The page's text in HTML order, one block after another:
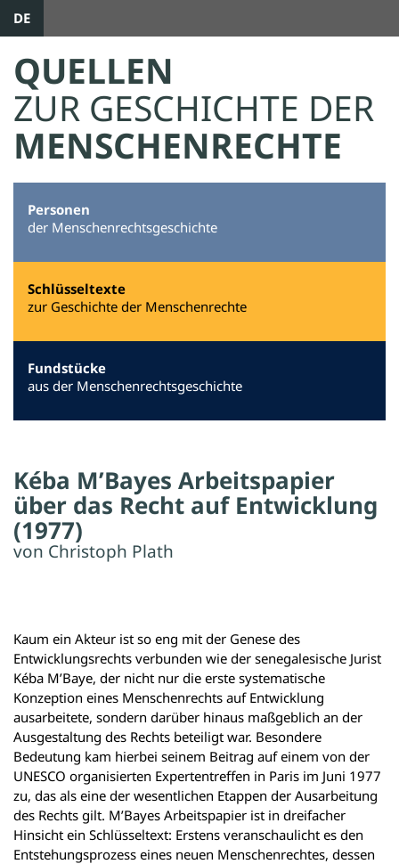
DE
QUELLEN
ZUR GESCHICHTE DER
MENSCHENRECHTE
Personen
der Menschenrechtsgeschichte
Schlüsseltexte
zur Geschichte der Menschenrechte
Fundstücke
aus der Menschenrechtsgeschichte
Kéba M’Bayes Arbeitspapier
über das Recht auf Entwicklung
(1977)
von Christoph Plath
Kaum ein Akteur ist so eng mit der Genese des
Entwicklungsrechts verbunden wie der senegalesische Jurist
Kéba M’Baye, der nicht nur die erste systematische
Konzeption eines Menschenrechts auf Entwicklung
ausarbeitete, sondern darüber hinaus maßgeblich an der
Ausgestaltung des Rechts beteiligt war. Besondere
Bedeutung kam hierbei seinem Beitrag auf einem von der
UNESCO organisierten Expertentreffen in Paris im Juni 1977
zu, das als eine der wesentlichen Etappen der Ausarbeitung
des Rechts gilt. M’Bayes Arbeitspapier ist in dreifacher
Hinsicht ein Schlüsseltext: Erstens veranschaulicht es den
Entstehungsprozess eines neuen Menschenrechtes, dessen